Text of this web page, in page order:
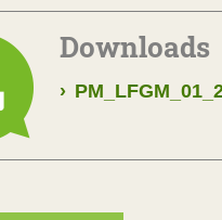
Downloads
›